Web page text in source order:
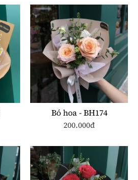
Bó hoa - BH174
200.000đ